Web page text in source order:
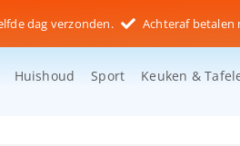
dag verzonden. Achteraf betalen
Huishoud Sport Keuken &